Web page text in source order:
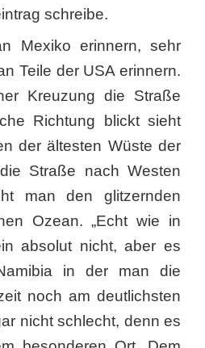
schreibe.
Mexiko erinnern, sehr
Teile der USA erinnern.
Kreuzung die Straße
Richtung blickt sieht
der ältesten Wüste der
Straße nach Westen
man den glitzernden
Ozean. „Echt wie in
absolut nicht, aber es
in der man die
noch am deutlichsten
nicht schlecht, denn es